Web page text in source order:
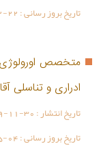
تاریخ بروز رسانی :22
متخصص اورولوژی
ادراری و تناسلی
تاریخ انتشار :11-30
تاریخ بروز رسانی :04